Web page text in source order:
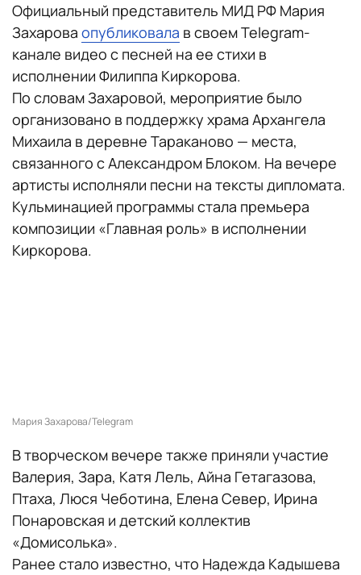
Официальный представитель МИД РФ Мария
Захарова опубликовала в своем Telegram-
канале видео с песней на ее стихи в
исполнении Филиппа Киркорова.
По словам Захаровой, мероприятие было
организовано в поддержку храма Архангела
Михаила в деревне Тараканово — места,
связанного с Александром Блоком. На вечере
артисты исполняли песни на тексты дипломата.
Кульминацией программы стала премьера
композиции «Главная роль» в исполнении
Киркорова.
Мария Захарова/Telegram
В творческом вечере также приняли участие
Валерия, Зара, Катя Лель, Айна Гетагазова,
Птаха, Люся Чеботина, Елена Север, Ирина
Понаровская и детский коллектив
«Домисолька».
Ранее стало известно, что Надежда Кадышева